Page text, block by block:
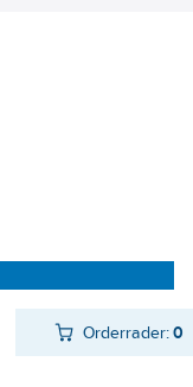
Orderrader:0